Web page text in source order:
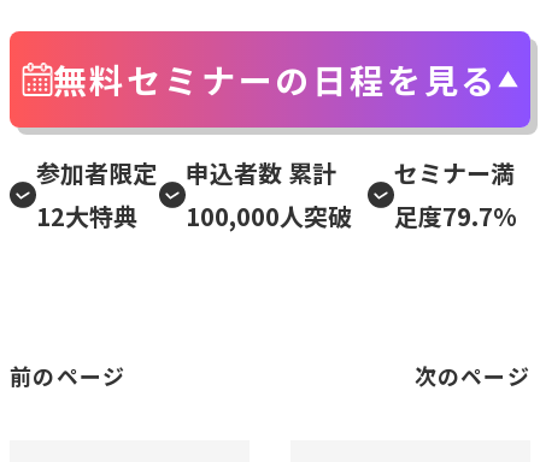
無料セミナーの日程を見る
参加者限定
12大特典
申込者数 累計
100,000人突破
セミナー満
足度79.7%
前のページ 次のページ